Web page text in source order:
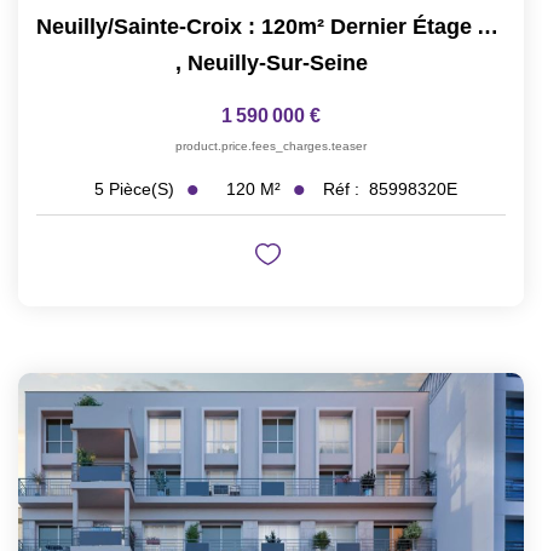
Neuilly/Sainte-Croix : 120m² Dernier Étage Avec Terrasse...
, Neuilly-Sur-Seine
1 590 000 €
product.price.fees_charges.teaser
5 Pièce(s) 120 M² Réf : 85998320E